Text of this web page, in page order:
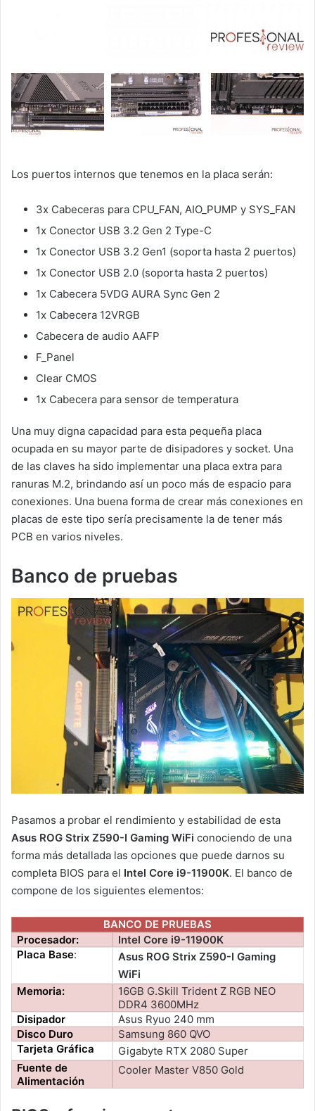
Los puertos internos que tenemos en la placa serán:
3x Cabeceras para CPU_FAN, AIO_PUMP y SYS_FAN
1x Conector USB 3.2 Gen 2 Type-C
1x Conector USB 3.2 Gen1 (soporta hasta 2 puertos)
1x Conector USB 2.0 (soporta hasta 2 puertos)
1x Cabecera 5VDG AURA Sync Gen 2
1x Cabecera 12VRGB
Cabecera de audio AAFP
F_Panel
Clear CMOS
1x Cabecera para sensor de temperatura
Una muy digna capacidad para esta pequeña placa
ocupada en su mayor parte de disipadores y socket. Una
de las claves ha sido implementar una placa extra para
ranuras M.2, brindando así un poco más de espacio para
conexiones. Una buena forma de crear más conexiones en
placas de este tipo sería precisamente la de tener más
PCB en varios niveles.
Banco de pruebas
Pasamos a probar el rendimiento y estabilidad de esta
Asus ROG Strix Z590-I Gaming WiFi conociendo de una
forma más detallada las opciones que puede darnos su
completa BIOS para el Intel Core i9-11900K. El banco de
compone de los siguientes elementos:
BANCO DE PRUEBAS
Procesador:
Intel Core i9-11900K
Placa Base:
Asus ROG Strix Z590-I Gaming
WiFi
Memoria:
16GB G.Skill Trident Z RGB NEO
DDR4 3600MHz
Disipador
Asus Ryuo 240 mm
Disco Duro
Samsung 860 QVO
Tarjeta Gráfica
Gigabyte RTX 2080 Super
Fuente de
Alimentación
Cooler Master V850 Gold